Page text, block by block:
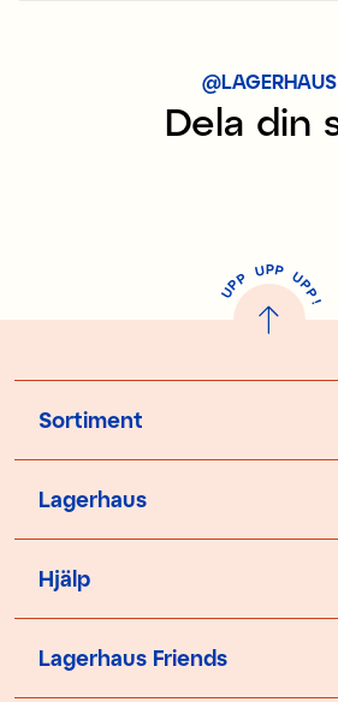
@LAGERHAUS
Dela din
U
P
P UPP UP
P
!
Sortiment
Lagerhaus
Hjälp
Lagerhaus Friends